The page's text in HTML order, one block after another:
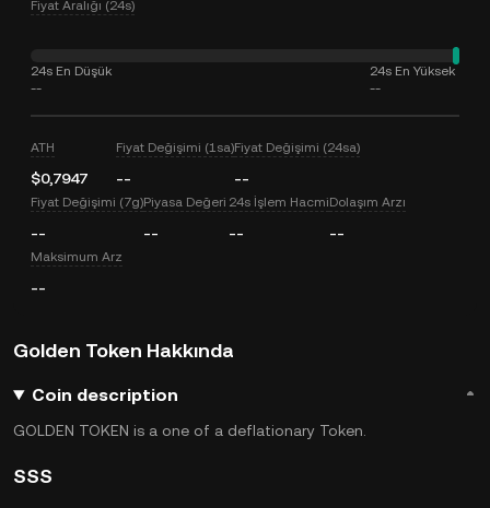
Fiyat Aralığı (24s)
24s En Düşük
--
24s En Yüksek
--
ATH
$0,7947
Fiyat Değişimi (1sa)
--
Fiyat Değişimi (24sa)
--
Fiyat Değişimi (7g)
--
Piyasa Değeri
--
24s İşlem Hacmi
--
Dolaşım Arzı
--
Maksimum Arz
--
Golden Token Hakkında
Coin description
GOLDEN TOKEN is a one of a deflationary Token.
SSS